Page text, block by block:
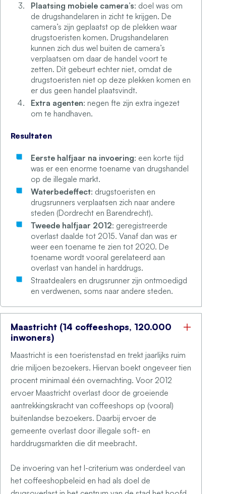
Plaatsing mobiele camera’s: doel was om
de drugshandelaren in zicht te krijgen. De
camera’s zijn geplaatst op de plekken waar
drugstoeristen komen. Drugshandelaren
kunnen zich dus wel buiten de camera’s
verplaatsen om daar de handel voort te
zetten. Dit gebeurt echter niet, omdat de
drugstoeristen niet op deze plekken komen en
er dus geen handel plaatsvindt.
Extra agenten: negen fte zijn extra ingezet
om te handhaven.
Resultaten
Eerste halfjaar na invoering: een korte tijd
was er een enorme toename van drugshandel
op de illegale markt.
Waterbedeffect: drugstoeristen en
drugsrunners verplaatsen zich naar andere
steden (Dordrecht en Barendrecht).
Tweede halfjaar 2012: geregistreerde
overlast daalde tot 2015. Vanaf dan was er
weer een toename te zien tot 2020. De
toename wordt vooral gerelateerd aan
overlast van handel in harddrugs.
Straatdealers en drugsrunner zijn ontmoedigd
en verdwenen, soms naar andere steden.
Maastricht (14 coffeeshops, 120.000
inwoners)
Maastricht is een toeristenstad en trekt jaarlijks ruim
drie miljoen bezoekers. Hiervan boekt ongeveer tien
procent minimaal één overnachting. Voor 2012
ervoer Maastricht overlast door de groeiende
aantrekkingskracht van coffeeshops op (vooral)
buitenlandse bezoekers. Daarbij ervoer de
gemeente overlast door illegale soft- en
harddrugsmarkten die dit meebracht.
De invoering van het I-criterium was onderdeel van
het coffeeshopbeleid en had als doel de